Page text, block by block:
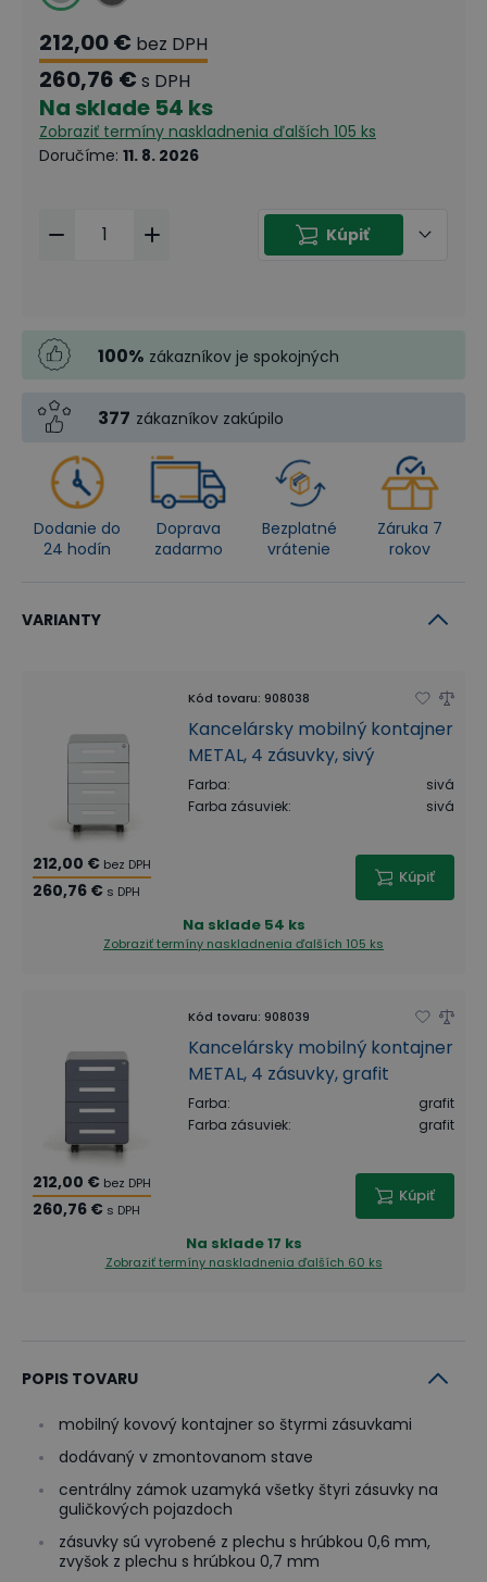
212,00 € bez DPH
260,76 € s DPH
Na sklade 54 ks
Zobraziť termíny naskladnenia ďalších 105 ks
Doručíme: 11. 8. 2026
Kúpiť
100% zákazníkov je spokojných
377 zákazníkov zakúpilo
Dodanie do
24 hodín
Doprava
zadarmo
Bezplatné
vrátenie
Záruka 7
rokov
VARIANTY
Kód tovaru: 908038
Kancelársky mobilný kontajner
METAL, 4 zásuvky, sivý
Farba:
sivá
Farba zásuviek: sivá
212,00 € bez DPH
260,76 € s DPH
Kúpiť
Na sklade 54 ks
Zobraziť termíny naskladnenia ďalších 105 ks
Kód tovaru: 908039
Kancelársky mobilný kontajner
METAL, 4 zásuvky, grafit
Farba:
grafit
Farba zásuviek: grafit
212,00 € bez DPH
260,76 € s DPH
Kúpiť
Na sklade17 ks
Zobraziť termíny naskladnenia ďalších 60 ks
POPIS TOVARU
mobilný kovový kontajner so štyrmi zásuvkami
dodávaný v zmontovanom stave
centrálny zámok uzamyká všetky štyri zásuvky na
guličkových pojazdoch
zásuvky sú vyrobené z plechu s hrúbkou 0,6 mm,
zvyšok z plechu s hrúbkou 0,7 mm